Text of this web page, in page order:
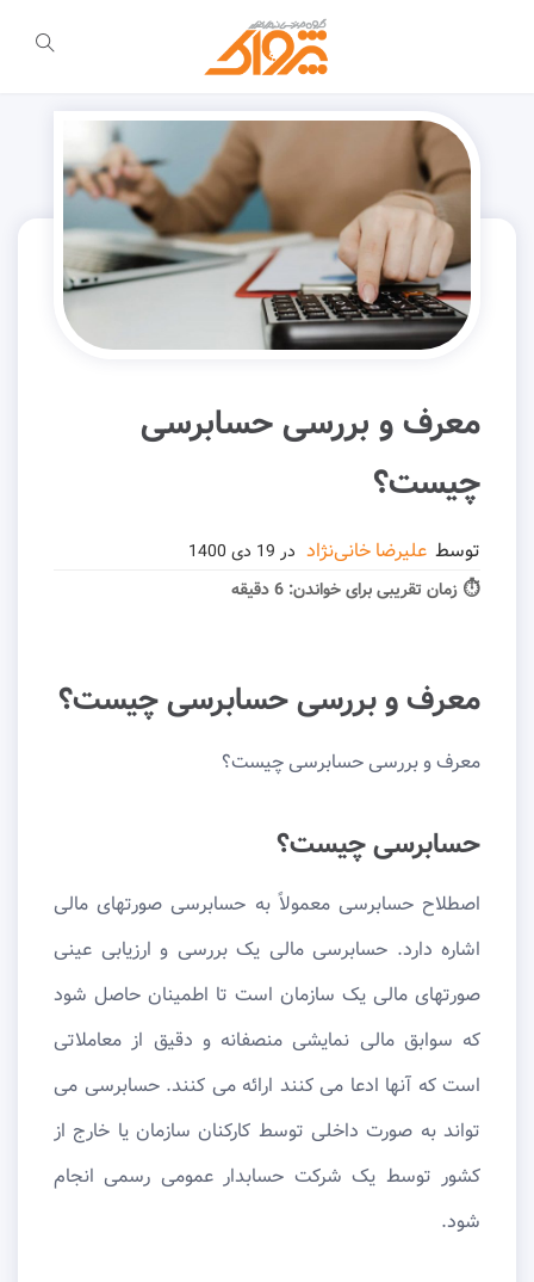
معرف و بررسی حسابرسی
چیست؟
توسط علیرضا خانی‌نژاد در
⏱ زمان تقریبی برای خواندن: 6 دقیقه
معرف و بررسی حسابرسی چیست؟
معرف و بررسی حسابرسی چیست؟
حسابرسی چیست؟
اصطلاح حسابرسی معمولاً به حسابرسی صورتهای مالی
اشاره دارد. حسابرسی مالی یک بررسی و ارزیابی عینی
صورتهای مالی یک سازمان است تا اطمینان حاصل شود
که سوابق مالی نمایشی منصفانه و دقیق از معاملاتی
است که آنها ادعا می کنند ارائه می کنند. حسابرسی می
تواند به صورت داخلی توسط کارکنان سازمان یا خارج از
کشور توسط یک شرکت حسابدار عمومی رسمی انجام
شود.